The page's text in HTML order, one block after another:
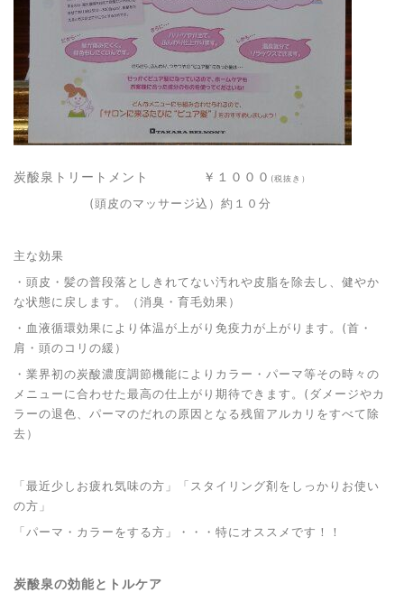
炭酸泉トリートメント ￥１０００ (税抜き）
(頭皮のマッサージ込）約１０分
主な効果
・頭皮・髪の普段落としきれてない汚れや皮脂を除去し、健やか
な状態に戻します。（消臭・育毛効果）
・血液循環効果により体温が上がり免疫力が上がります。(首・
肩・頭のコリの緩）
・業界初の炭酸濃度調節機能によりカラー・パーマ等その時々の
メニューに合わせた最高の仕上がり期待できます。(ダメージやカ
ラーの退色、パーマのだれの原因となる残留アルカリをすべて除
去）
「最近少しお疲れ気味の方」「スタイリング剤をしっかりお使い
の方」
「パーマ・カラーをする方」・・・特にオススメです！！
炭酸泉の効能とトルケア